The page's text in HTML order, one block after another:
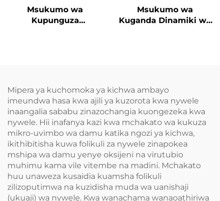
Msukumo wa
Kupunguza
Msukumo wa
Kuganda Dinamiki wa
Mipera ya kuchomoka ya kichwa ambayo
imeundwa hasa kwa ajili ya kuzorota kwa nywele
inaangalia sababu zinazochangia kuongezeka kwa
nywele. Hii inafanya kazi kwa mchakato wa kukuza
mikro-uvimbo wa damu katika ngozi ya kichwa,
ikithibitisha kuwa folikuli za nywele zinapokea
mshipa wa damu yenye oksijeni na virutubio
muhimu kama vile vitembe na madini. Mchakato
huu unaweza kusaidia kuamsha folikuli
zilizoputimwa na kuzidisha muda wa uanishaji
(ukuaji) wa nywele. Kwa wanachama wanaoathiriwa